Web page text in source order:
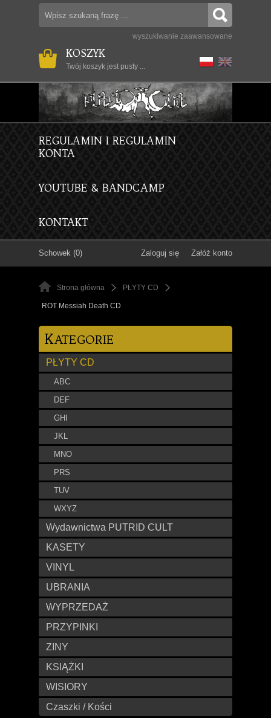
wyszukiwanie zaawansowane
KOSZYK
Twój koszyk jest pusty ...
REGULAMIN I REGULAMIN
KONTA
YOUTUBE & BANDCAMP
KONTAKT
Schowek (0) Zaloguj się Załóż konto
Strona główna PŁYTY CD
ROT Messiah Death CD
KATEGORIE
PŁYTY CD
ABC
DEF
GHI
JKL
MNO
PRS
TUV
WXYZ
Wydawnictwa PUTRID CULT
KASETY
VINYL
UBRANIA
WYPRZEDAŻ
PRZYPINKI
ZINY
KSIĄŻKI
WISIORY
Czaszki / Kości